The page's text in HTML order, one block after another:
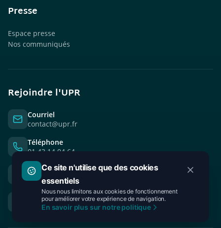
Presse
Espace presse
Nos communiqués
Rejoindre l'UPR
Courriel
contact@upr.fr
Téléphone
01 43 14 04 64
Siège
28 Rue Basfroi, 75011 Paris
Boutique
Découvrez nos produits dérivés
Ce site n'utilise que des cookies
essentiels
Nous nous limitons aux cookies de fonctionnement
pour améliorer votre expérience de navigation.
En savoir plus sur notre politique